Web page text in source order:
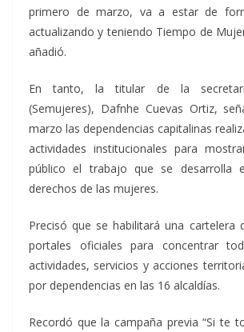
primero de marzo, va a estar de
actualizando y teniendo Tiempo de
añadió.
En tanto, la titular de la
(Semujeres), Dafnhe Cuevas Ortiz,
marzo las dependencias capitalinas
actividades institucionales para
público el trabajo que se desarrolla
derechos de las mujeres.
Precisó que se habilitará una cartelera
portales oficiales para concentrar
actividades, servicios y acciones
por dependencias en las 16 alcaldías.
Recordó que la campaña previa “Si te